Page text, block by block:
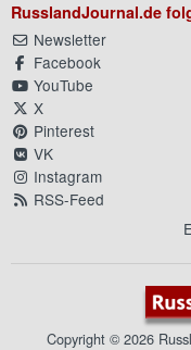
RusslandJournal.de
Newsletter
Facebook
YouTube
X
Pinterest
VK
Instagram
RSS-Feed
Copyright © 2026